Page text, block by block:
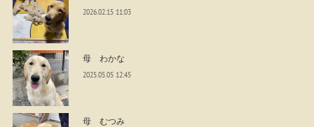
2026.02.15 11:03
母 わかな
2025.05.05 12:45
母 むつみ